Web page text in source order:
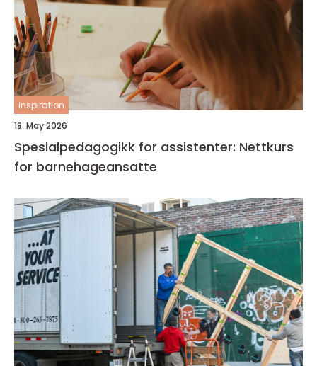
inspiration
18. May 2026
Spesialpedagogikk for assistenter: Nettkurs
for barnehageansatte